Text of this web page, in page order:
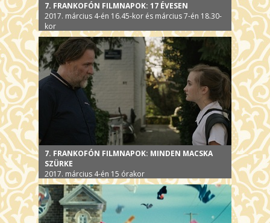
7. FRANKOFÓN FILMNAPOK: 17 ÉVESEN
2017. március 4-én 16.45-kor és március 7-én 18.30-
kor
7. FRANKOFÓN FILMNAPOK: MINDEN MACSKA
SZÜRKE
2017. március 4-én 15 órakor